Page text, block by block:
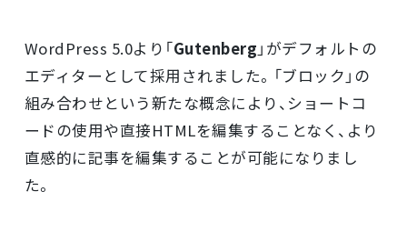
WordPress 5.0より「Gutenberg 」がデフォルトの
エディターとして採用されました。「ブロック」の
組み合わせという新たな概念により、ショートコ
ードの使用や直接HTMLを編集することなく、より
直感的に記事を編集することが可能になりまし
た。